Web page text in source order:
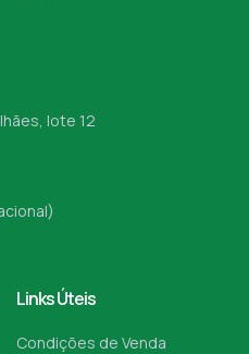
lote 12
Links Úteis
Condições de Venda